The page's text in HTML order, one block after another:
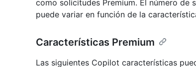
como solicitudes Premium. El número de
puede variar en función de la
Características Premium
Las siguientes Copilot características